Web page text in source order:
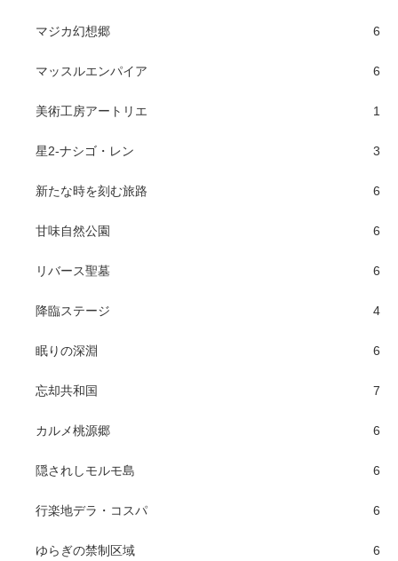
マジカ幻想郷 6
マッスルエンパイア 6
美術工房アートリエ 1
星2-ナシゴ・レン 3
新たな時を刻む旅路 6
甘味自然公園 6
リバース聖墓 6
降臨ステージ 4
眠りの深淵 6
忘却共和国 7
カルメ桃源郷 6
隠されしモルモ島 6
行楽地デラ・コスパ 6
ゆらぎの禁制区域 6